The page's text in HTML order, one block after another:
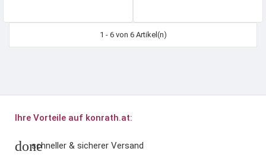
1 - 6 von 6 Artikel(n)
Ihre Vorteile auf konrath.at:
doneschneller & sicherer Versand